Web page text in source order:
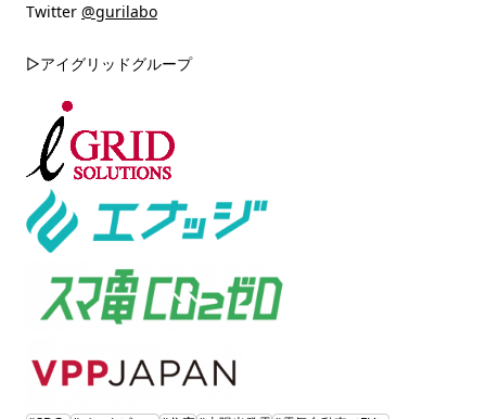
Twitter @gurilabo
▷アイグリッドグループ